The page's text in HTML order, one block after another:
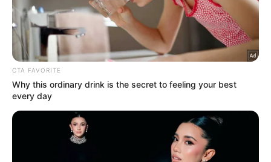
1
Kasihan Aisha Retno, cakap
Indonesia pun kena kecam
2 Ogos 2026
2
‘Tak pakai susuk, masih lelaki